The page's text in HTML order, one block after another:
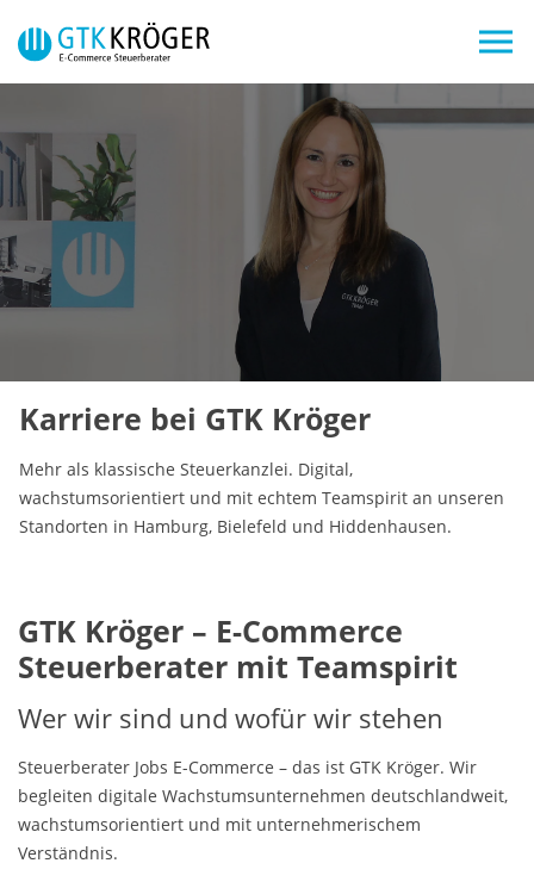
Karriere bei GTK Kröger
Mehr als klassische Steuerkanzlei. Digital,
wachstumsorientiert und mit echtem Teamspirit an unseren
Standorten in Hamburg, Bielefeld und Hiddenhausen.
GTK Kröger – E-Commerce
Steuerberater mit Teamspirit
Wer wir sind und wofür wir stehen
Steuerberater Jobs E-Commerce – das ist GTK Kröger. Wir
begleiten digitale Wachstumsunternehmen deutschlandweit,
wachstumsorientiert und mit unternehmerischem
Verständnis.